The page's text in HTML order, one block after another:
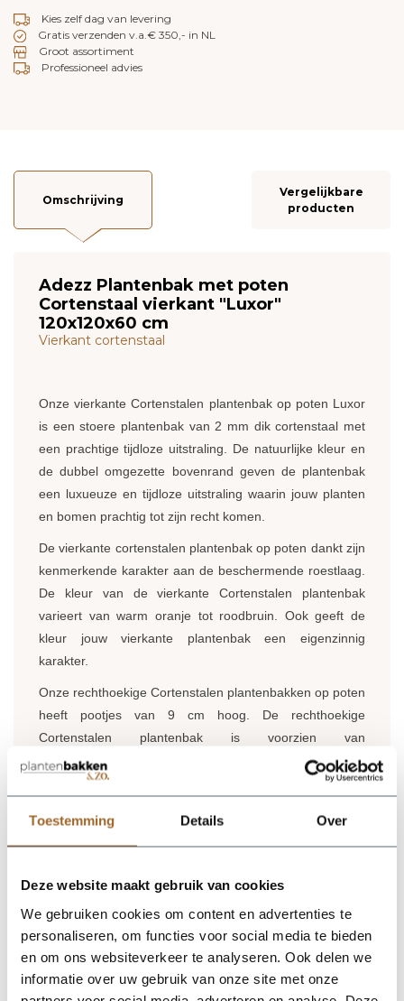
Toestemming Details Over
Deze website maakt gebruik van cookies
We gebruiken cookies om content en advertenties te
personaliseren, om functies voor social media te bieden
en om ons websiteverkeer te analyseren. Ook delen we
informatie over uw gebruik van onze site met onze
Kies zelf dag van levering
Gratis verzenden v.a.€ 350,- in NL
Groot assortiment
Professioneel advies
Omschrijving
Vergelijkbare
producten
Adezz Plantenbak met poten
Cortenstaal vierkant "Luxor"
120x120x60 cm
Vierkant cortenstaal
Onze vierkante Cortenstalen plantenbak op poten Luxor
is een stoere plantenbak van 2 mm dik cortenstaal met
een prachtige tijdloze uitstraling. De natuurlijke kleur en
de dubbel omgezette bovenrand geven de plantenbak
een luxueuze en tijdloze uitstraling waarin jouw planten
en bomen prachtig tot zijn recht komen.
De vierkante cortenstalen plantenbak op poten dankt zijn
kenmerkende karakter aan de beschermende roestlaag.
De kleur van de vierkante Cortenstalen plantenbak
varieert van warm oranje tot roodbruin. Ook geeft de
kleur jouw vierkante plantenbak een eigenzinnig
karakter.
Onze rechthoekige Cortenstalen plantenbakken op poten
heeft pootjes van 9 cm hoog. De rechthoekige
Cortenstalen plantenbak is voorzien van
afwateringsgaten. Zo heeft de plantenbak een optimale
afwatering. Meer weten over onze rechthoekige
cortenstalen plantenbakken!"
niet bij? Neem contact op en we kijken samen naar de
Levertijd: Onze vierkante cortenstalen plantenbakken
worden rechtstreeks vanaf de fabriek bij jouw
thuisbezorgd. Dit gebeurd eigenlijk altijd binnen 4